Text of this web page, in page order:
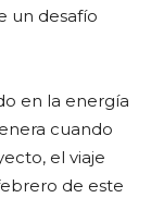
un desafío
en la energía
cuando
el viaje
de este